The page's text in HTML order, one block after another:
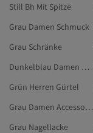
Still Bh Mit Spitze
Grau Damen Schmuck
Grau Schränke
Dunkelblau Damen Gürtel
Grün Herren Gürtel
Grau Damen Accessoires
Grau Nagellacke